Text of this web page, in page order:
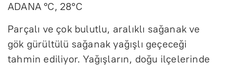
ADANA °C, 28°C
Parçalı ve çok bulutlu, aralıklı sağanak ve
gök gürültülü sağanak yağışlı geçeceği
tahmin ediliyor. Yağışların, doğu ilçelerinde